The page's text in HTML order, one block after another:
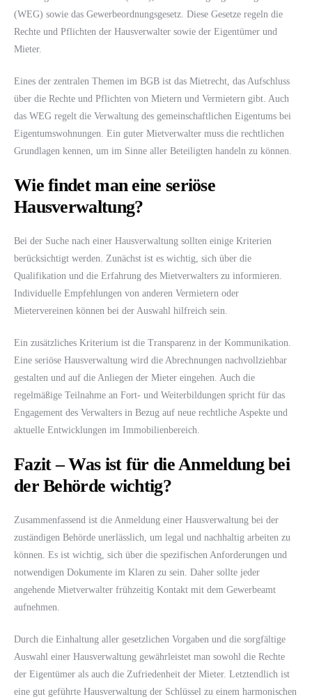
(WEG) sowie das Gewerbeordnungsgesetz. Diese Gesetze regeln die
Rechte und Pflichten der Hausverwalter sowie der Eigentümer und
Mieter.
Eines der zentralen Themen im BGB ist das Mietrecht, das Aufschluss
über die Rechte und Pflichten von Mietern und Vermietern gibt. Auch
das WEG regelt die Verwaltung des gemeinschaftlichen Eigentums bei
Eigentumswohnungen. Ein guter Mietverwalter muss die rechtlichen
Grundlagen kennen, um im Sinne aller Beteiligten handeln zu können.
Wie findet man eine seriöse
Hausverwaltung?
Bei der Suche nach einer Hausverwaltung sollten einige Kriterien
berücksichtigt werden. Zunächst ist es wichtig, sich über die
Qualifikation und die Erfahrung des Mietverwalters zu informieren.
Individuelle Empfehlungen von anderen Vermietern oder
Mietervereinen können bei der Auswahl hilfreich sein.
Ein zusätzliches Kriterium ist die Transparenz in der Kommunikation.
Eine seriöse Hausverwaltung wird die Abrechnungen nachvollziehbar
gestalten und auf die Anliegen der Mieter eingehen. Auch die
regelmäßige Teilnahme an Fort- und Weiterbildungen spricht für das
Engagement des Verwalters in Bezug auf neue rechtliche Aspekte und
aktuelle Entwicklungen im Immobilienbereich.
Fazit – Was ist für die Anmeldung bei
der Behörde wichtig?
Zusammenfassend ist die Anmeldung einer Hausverwaltung bei der
zuständigen Behörde unerlässlich, um legal und nachhaltig arbeiten zu
können. Es ist wichtig, sich über die spezifischen Anforderungen und
notwendigen Dokumente im Klaren zu sein. Daher sollte jeder
angehende Mietverwalter frühzeitig Kontakt mit dem Gewerbeamt
aufnehmen.
Durch die Einhaltung aller gesetzlichen Vorgaben und die sorgfältige
Auswahl einer Hausverwaltung gewährleistet man sowohl die Rechte
der Eigentümer als auch die Zufriedenheit der Mieter. Letztendlich ist
eine gut geführte Hausverwaltung der Schlüssel zu einem harmonischen